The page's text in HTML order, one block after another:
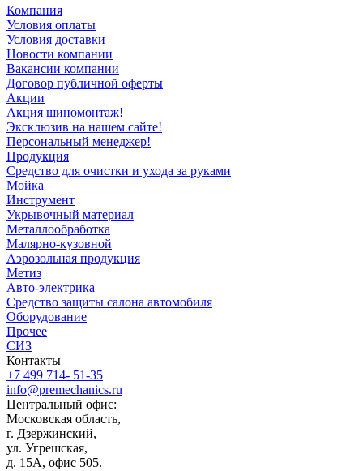
Компания
Условия оплаты
Условия доставки
Новости компании
Вакансии компании
Договор публичной оферты
Акции
Акция шиномонтаж!
Эксклюзив на нашем сайте!
Персональный менеджер!
Продукция
Средство для очистки и ухода за руками
Мойка
Инструмент
Укрывочный материал
Металлообработка
Малярно-кузовной
Аэрозольная продукция
Метиз
Авто-электрика
Средство защиты салона автомобиля
Оборудование
Прочее
СИЗ
Контакты
+7 499 714- 51-35
info@premechanics.ru
Центральный офис:
Московская область,
г. Дзержинский,
ул. Угрешская,
д. 15А, офис 505.